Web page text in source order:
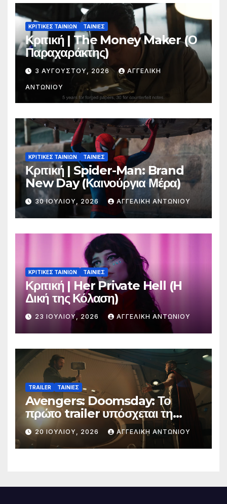
ΚΡΙΤΙΚΕΣ ΤΑΙΝΙΩΝ ΤΑΙΝΙΕΣ
Κριτική | The Money Maker (Ο
Παραχαράκτης)
3 ΑΥΓΟΎΣΤΟΥ, 2026 ΑΓΓΕΛΙΚΉ
ΑΝΤΩΝΊΟΥ
ΚΡΙΤΙΚΕΣ ΤΑΙΝΙΩΝ ΤΑΙΝΙΕΣ
Κριτική | Spider-Man: Brand
New Day (Καινούργια Μέρα)
30 ΙΟΥΛΊΟΥ, 2026 ΑΓΓΕΛΙΚΉ ΑΝΤΩΝΊΟΥ
ΚΡΙΤΙΚΕΣ ΤΑΙΝΙΩΝ ΤΑΙΝΙΕΣ
Κριτική | Her Private Hell (H
Δική της Κόλαση)
23 ΙΟΥΛΊΟΥ, 2026 ΑΓΓΕΛΙΚΉ ΑΝΤΩΝΊΟΥ
TRAILER ΤΑΙΝΙΕΣ
Avengers: Doomsday: Το
πρώτο trailer υπόσχεται τη
μεγαλύτερη μάχη στην ιστορία
της Marvel
20 ΙΟΥΛΊΟΥ, 2026 ΑΓΓΕΛΙΚΉ ΑΝΤΩΝΊΟΥ